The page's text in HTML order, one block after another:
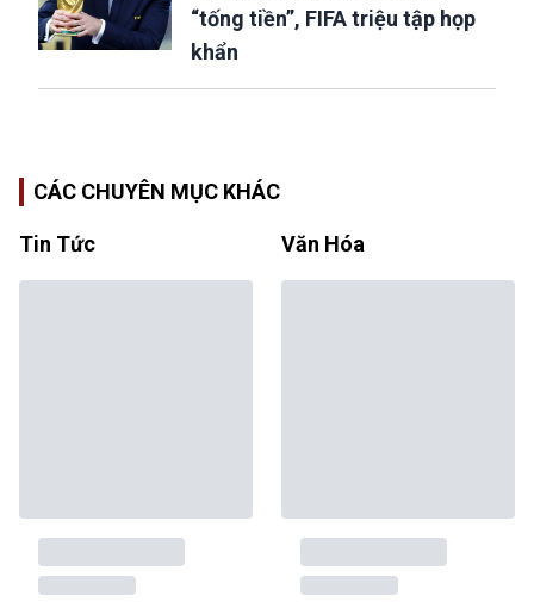
“tống tiền”, FIFA triệu tập họp
khẩn
CÁC CHUYÊN MỤC KHÁC
Tin Tức Văn Hóa